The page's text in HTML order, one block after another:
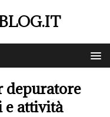
depuratore
e attività